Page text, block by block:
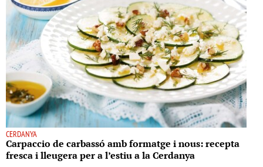
CERDANYA
Carpaccio de carbassó amb formatge i nous: recepta
fresca i lleugera per a l’estiu a la Cerdanya